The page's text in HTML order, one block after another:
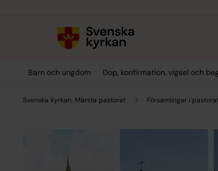
Barn och ungdom Dop, konfirmation, vigsel och
Svenska kyrkan, Märsta pastorat Församlingar i